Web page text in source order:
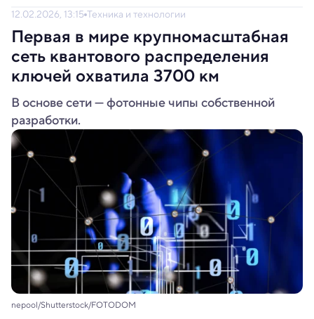
12.02.2026, 13:15 Техника и технологии
Первая в мире крупномасштабная
сеть квантового распределения
ключей охватила 3700 км
В основе сети — фотонные чипы собственной
разработки.
nepool/Shutterstock/FOTODOM